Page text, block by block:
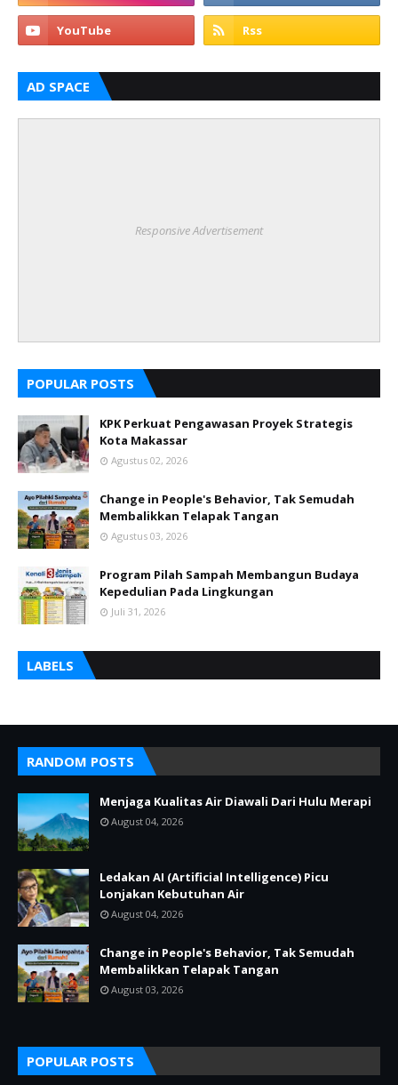
AD SPACE
Responsive Advertisement
POPULAR POSTS
KPK Perkuat Pengawasan Proyek Strategis
Kota Makassar
Agustus 02, 2026
Change in People's Behavior, Tak Semudah
Membalikkan Telapak Tangan
Agustus 03, 2026
Program Pilah Sampah Membangun Budaya
Kepedulian Pada Lingkungan
Juli 31, 2026
LABELS
RANDOM POSTS
Menjaga Kualitas Air Diawali Dari Hulu Merapi
August 04, 2026
Ledakan AI (Artificial Intelligence) Picu
Lonjakan Kebutuhan Air
August 04, 2026
Change in People's Behavior, Tak Semudah
Membalikkan Telapak Tangan
August 03, 2026
POPULAR POSTS